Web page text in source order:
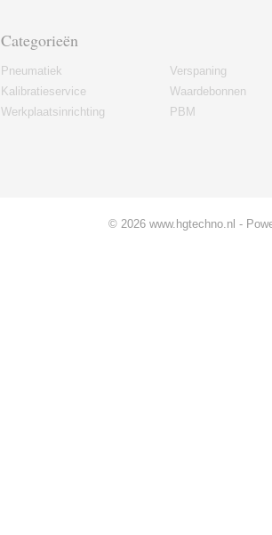
Categorieën
Pneumatiek
Kalibratieservice
Werkplaatsinrichting
Verspaning
Waardebonnen
PBM
© 2026 www.hgtechno.nl -